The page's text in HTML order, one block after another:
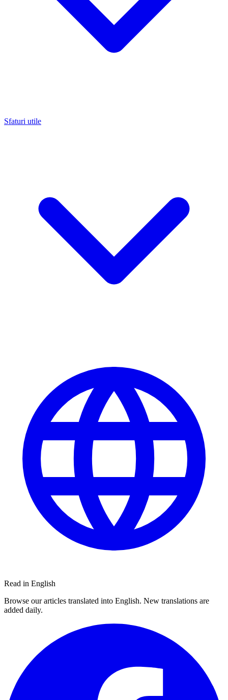
Sfaturi utile
Read in English
Browse our articles translated into English. New translations are
added daily.